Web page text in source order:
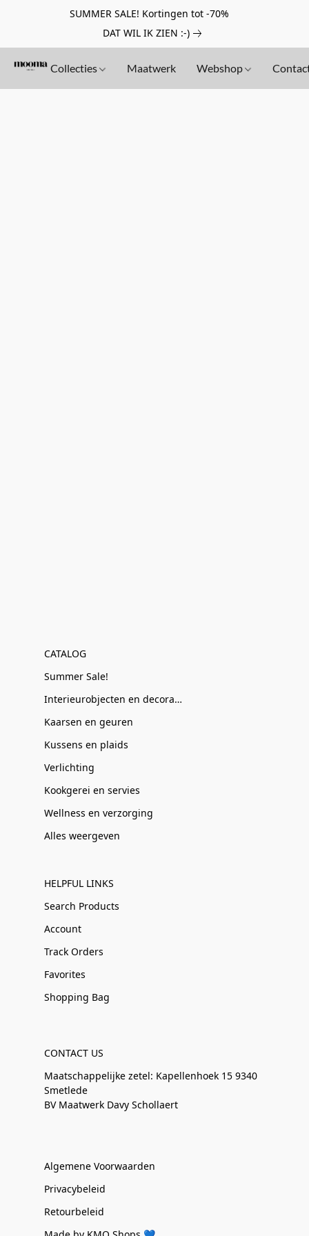
SUMMER SALE! Kortingen tot -70%
DAT WIL IK ZIEN :-)
Collecties Maatwerk Webshop
CATALOG
Summer Sale!
Interieurobjecten en decoratie
Kaarsen en geuren
Kussens en plaids
Verlichting
Kookgerei en servies
Wellness en verzorging
Alles weergeven
HELPFUL LINKS
Search Products
Account
Track Orders
Favorites
Shopping Bag
CONTACT US
Maatschappelijke zetel: Kapellenhoek 15 9340
Smetlede
BV Maatwerk Davy Schollaert
Algemene Voorwaarden
Privacybeleid
Retourbeleid